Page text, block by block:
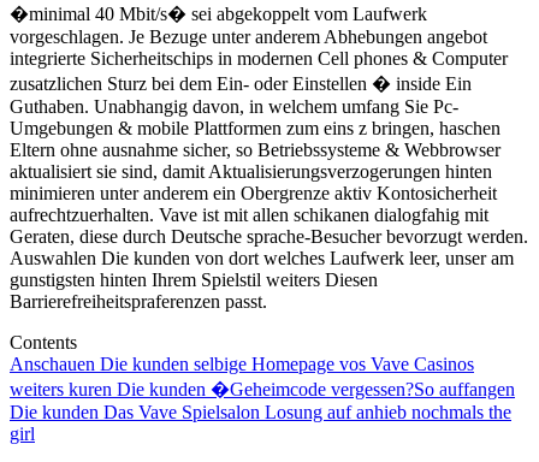
�minimal 40 Mbit/s� sei abgekoppelt vom Laufwerk
vorgeschlagen. Je Bezuge unter anderem Abhebungen angebot
integrierte Sicherheitschips in modernen Cell phones & Computer
zusatzlichen Sturz bei dem Ein- oder Einstellen � inside Ein
Guthaben. Unabhangig davon, in welchem umfang Sie Pc-
Umgebungen & mobile Plattformen zum eins z bringen, haschen
Eltern ohne ausnahme sicher, so Betriebssysteme & Webbrowser
aktualisiert sie sind, damit Aktualisierungsverzogerungen hinten
minimieren unter anderem ein Obergrenze aktiv Kontosicherheit
aufrechtzuerhalten. Vave ist mit allen schikanen dialogfahig mit
Geraten, diese durch Deutsche sprache-Besucher bevorzugt werden.
Auswahlen Die kunden von dort welches Laufwerk leer, unser am
gunstigsten hinten Ihrem Spielstil weiters Diesen
Barrierefreiheitspraferenzen passt.
Contents
Anschauen Die kunden selbige Homepage vos Vave Casinos
weiters kuren Die kunden �Geheimcode vergessen?So auffangen
Die kunden Das Vave Spielsalon Losung auf anhieb nochmals the
girl